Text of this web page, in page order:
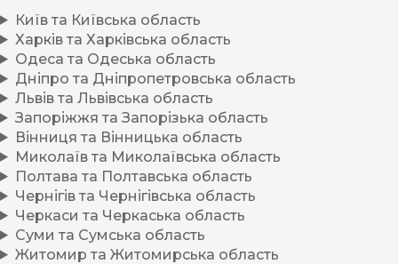
Київ та Київська область
Харків та Харківська область
Одеса та Одеська область
Дніпро та Дніпропетровська область
Львів та Львівська область
Запоріжжя та Запорізька область
Вінниця та Вінницька область
Миколаїв та Миколаївська область
Полтава та Полтавська область
Чернігів та Чернігівська область
Черкаси та Черкаська область
Суми та Сумська область
Житомир та Житомирська область